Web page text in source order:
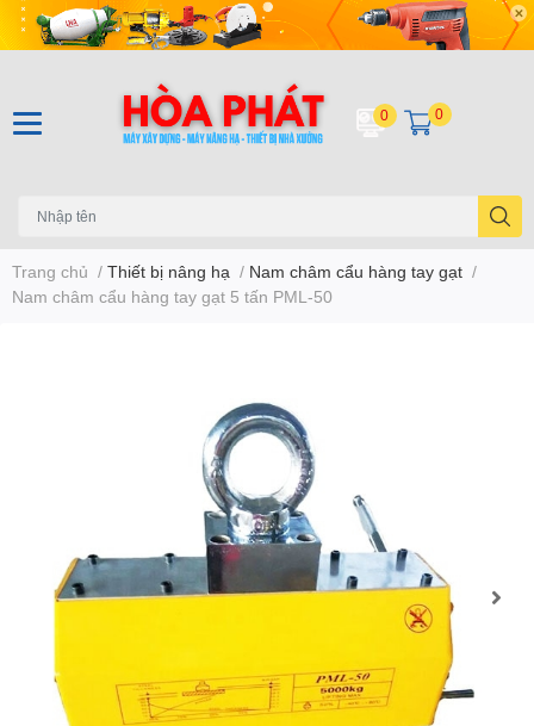
0 0
Trang chủ / Thiết bị nâng hạ / Nam châm cẩu hàng tay gạt /
Nam châm cẩu hàng tay gạt 5 tấn PML-50